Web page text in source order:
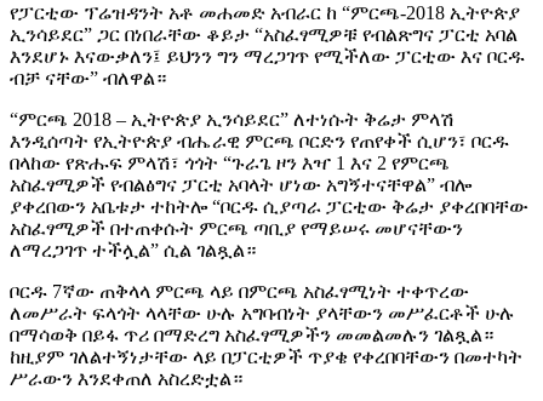
የፓርቲው ፕሬዝዳንት አቶ መሐመድ አብራር ከ “ምርጫ-2018 ኢትዮጵያ
ኢንሳይደር” ጋር በነበራቸው ቆይታ “አስፈፃሚዎቹ የብልጽግና ፓርቲ አባል
እንደሆኑ እናውቃለን፤ ይህንን ግን ማረጋገጥ የሚችለው ፓርቲው እና ቦርዱ
ብቻ ናቸው” ብለዋል።
“ምርጫ 2018 – ኢትዮጵያ ኢንሳይደር” ለተነሱት ቅሬታ ምላሽ
እንዲሰጣት የኢትዮጵያ ብሔራዊ ምርጫ ቦርድን የጠየቀች ሲሆን፣ ቦርዱ
በላከው የጽሑፍ ምላሽ፣ ጎጎት “ጉራጌ ዞን እዣ 1 እና 2 የምርጫ
አስፈፃሚዎች የብልፅግና ፓርቲ አባላት ሆነው አግኝተናቸዋል” ብሎ
ያቀረበውን አቤቱታ ተከትሎ “ቦርዱ ሲያጣራ ፓርቲው ቅሬታ ያቀረበባቸው
አስፈፃሚዎች በተጠቀሱት ምርጫ ጣቢያ የማይሠሩ መሆናቸውን
ለማረጋገጥ ተችሏል” ሲል ገልጿል።
ቦርዱ 7ኛው ጠቅላላ ምርጫ ላይ በምርጫ አስፈፃሚነት ተቀጥረው
ለመሥራት ፍላጎት ላላቸው ሁሉ አግባብነት ያላቸውን መሥፈርቶች ሁሉ
በማሳወቅ በይፋ ጥሪ በማድረግ አስፈፃሚዎችን መመልመሉን ገልጿል።
ከዚያም ገለልተኝነታቸው ላይ በፓርቲዎች ጥያቄ የቀረበባቸውን በመተካት
ሥራውን እንደቀጠለ አስረድቷል።